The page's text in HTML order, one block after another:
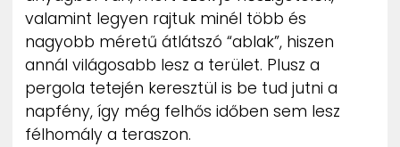
valamint legyen rajtuk minél több és
nagyobb méretű átlátszó “ablak”, hiszen
annál világosabb lesz a terület. Plusz a
pergola tetején keresztül is be tud jutni a
napfény, így még felhős időben sem lesz
félhomály a teraszon.